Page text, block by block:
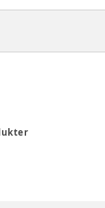
jeres behov.